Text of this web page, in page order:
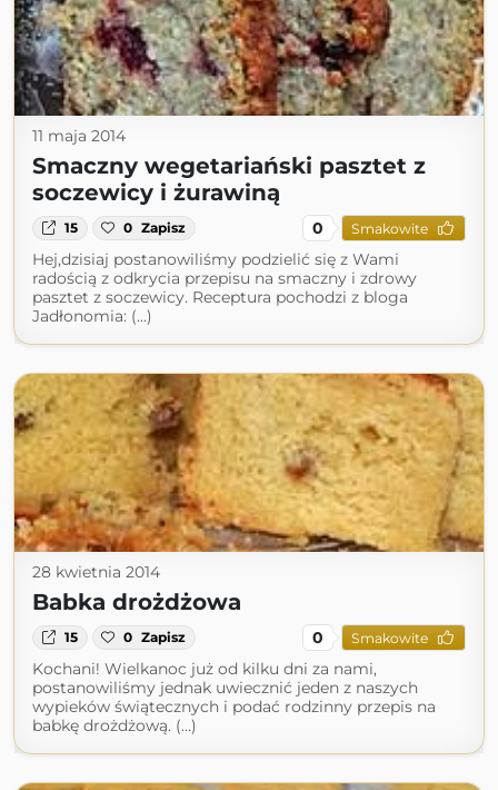
11 maja 2014
Smaczny wegetariański pasztet z
soczewicy i żurawiną
15 0 Zapisz 0 Smakowite
Hej,dzisiaj postanowiliśmy podzielić się z Wami
radością z odkrycia przepisu na smaczny i zdrowy
pasztet z soczewicy. Receptura pochodzi z bloga
Jadłonomia: (...)
28 kwietnia 2014
Babka drożdżowa
15 0 Zapisz 0 Smakowite
Kochani! Wielkanoc już od kilku dni za nami,
postanowiliśmy jednak uwiecznić jeden z naszych
wypieków świątecznych i podać rodzinny przepis na
babkę drożdżową. (...)